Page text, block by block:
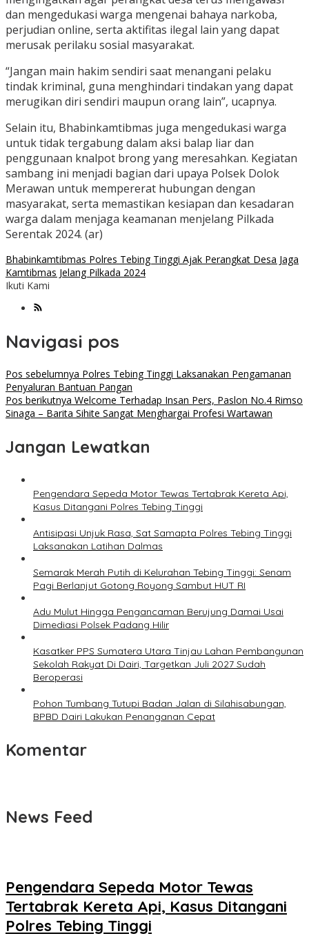
dan mengedukasi warga mengenai bahaya narkoba,
perjudian online, serta aktifitas ilegal lain yang dapat
merusak perilaku sosial masyarakat.
“Jangan main hakim sendiri saat menangani pelaku
tindak kriminal, guna menghindari tindakan yang dapat
merugikan diri sendiri maupun orang lain”, ucapnya.
Selain itu, Bhabinkamtibmas juga mengedukasi warga
untuk tidak tergabung dalam aksi balap liar dan
penggunaan knalpot brong yang meresahkan. Kegiatan
sambang ini menjadi bagian dari upaya Polsek Dolok
Merawan untuk mempererat hubungan dengan
masyarakat, serta memastikan kesiapan dan kesadaran
warga dalam menjaga keamanan menjelang Pilkada
Serentak 2024. (ar)
Bhabinkamtibmas Polres Tebing Tinggi Ajak Perangkat Desa Jaga
Kamtibmas Jelang Pilkada 2024
Ikuti Kami
Navigasi pos
Pos sebelumnya Polres Tebing Tinggi Laksanakan Pengamanan
Penyaluran Bantuan Pangan
Pos berikutnya Welcome Terhadap Insan Pers, Paslon No.4 Rimso
Sinaga – Barita Sihite Sangat Menghargai Profesi Wartawan
Jangan Lewatkan
Pengendara Sepeda Motor Tewas Tertabrak Kereta Api,
Kasus Ditangani Polres Tebing Tinggi
Antisipasi Unjuk Rasa, Sat Samapta Polres Tebing Tinggi
Laksanakan Latihan Dalmas
Semarak Merah Putih di Kelurahan Tebing Tinggi: Senam
Pagi Berlanjut Gotong Royong Sambut HUT RI
Adu Mulut Hingga Pengancaman Berujung Damai Usai
Dimediasi Polsek Padang Hilir
Kasatker PPS Sumatera Utara Tinjau Lahan Pembangunan
Sekolah Rakyat Di Dairi, Targetkan Juli 2027 Sudah
Beroperasi
Pohon Tumbang Tutupi Badan Jalan di Silahisabungan,
BPBD Dairi Lakukan Penanganan Cepat
Komentar
News Feed
Pengendara Sepeda Motor Tewas
Tertabrak Kereta Api, Kasus Ditangani
Polres Tebing Tinggi